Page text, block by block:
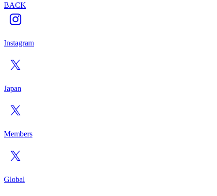
BACK
Instagram
Japan
Members
Global